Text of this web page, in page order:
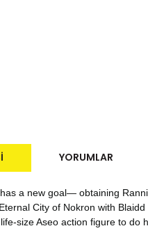
YORUMLAR
a new goal― obtaining
City of Nokron with
size Aseo action figure to do